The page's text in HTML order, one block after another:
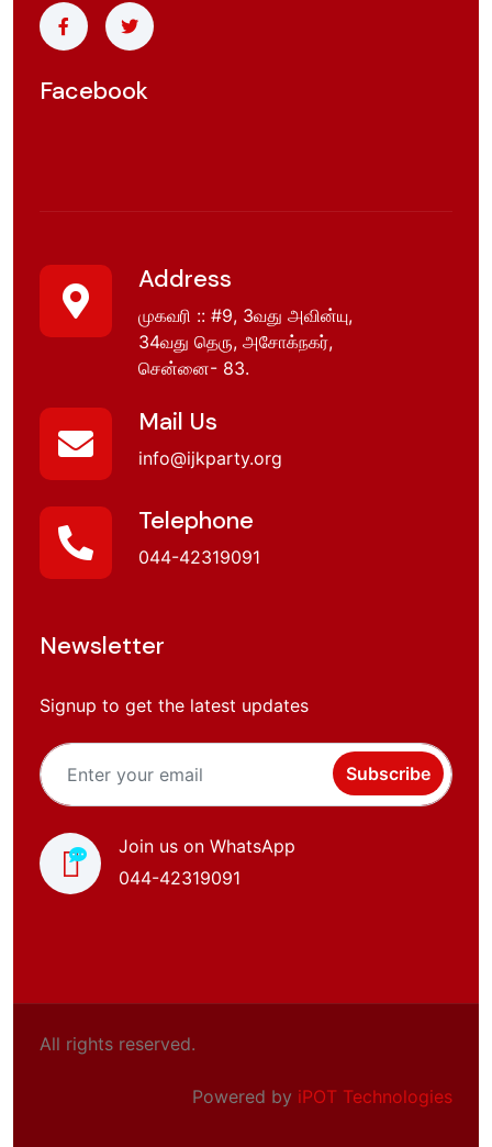
Facebook
Address
முகவரி :: #9, 3வது அவின்யு,
34வது தெரு, அசோக்நகர்,
சென்னை- 83.
Mail Us
info@ijkparty.org
Telephone
044-42319091
Newsletter
Signup to get the latest updates
Subscribe
Join us on WhatsApp
044-42319091
All rights reserved.
Powered by iPOT Technologies